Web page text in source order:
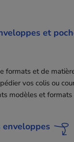
et
formats et de
vos colis ou
modèles et formats